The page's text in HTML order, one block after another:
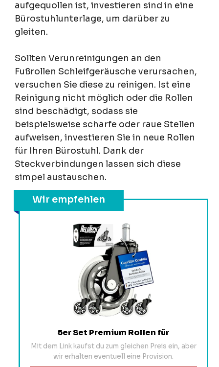
aufgequollen ist, investieren sind in eine
Bürostuhlunterlage, um darüber zu
gleiten.
Sollten Verunreinigungen an den
Fußrollen Schleifgeräusche verursachen,
versuchen Sie diese zu reinigen. Ist eine
Reinigung nicht möglich oder die Rollen
sind beschädigt, sodass sie
beispielsweise scharfe oder raue Stellen
aufweisen, investieren Sie in neue Rollen
für Ihren Bürostuhl. Dank der
Steckverbindungen lassen sich diese
simpel austauschen.
Wir empfehlen
5er Set Premium Rollen für
Mit dem Link kaufst du zum gleichen Preis ein, aber
wir erhalten eventuell eine Provision.